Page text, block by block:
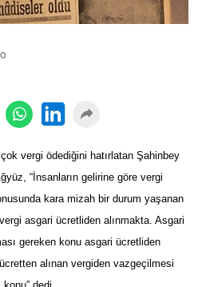
vergi ödediğini hatırlatan Şahinbey
“İnsanların gelirine göre vergi
kara mizah bir durum yaşanan
asgari ücretliden alınmakta. Asgari
gereken konu asgari ücretliden
alınan vergiden vazgeçilmesi